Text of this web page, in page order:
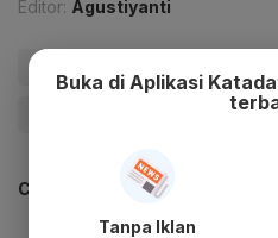
Editor: Agustiyanti
#Tarif
#Update Me
CEK JUGA DATA INI
Buka di Aplikasi
Tanpa Iklan